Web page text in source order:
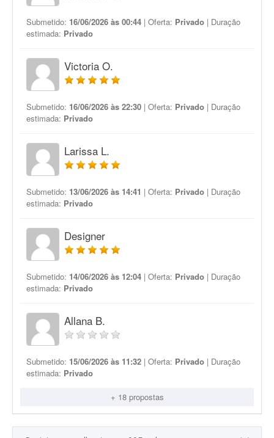
Submetido: 16/06/2026 às 00:44 | Oferta: Privado | Duração
estimada: Privado
Victoria O.
Submetido: 16/06/2026 às 22:30 | Oferta: Privado | Duração
estimada: Privado
Larissa L.
Submetido: 13/06/2026 às 14:41 | Oferta: Privado | Duração
estimada: Privado
Designer
Submetido: 14/06/2026 às 12:04 | Oferta: Privado | Duração
estimada: Privado
Allana B.
Submetido: 15/06/2026 às 11:32 | Oferta: Privado | Duração
estimada: Privado
+ 18 propostas